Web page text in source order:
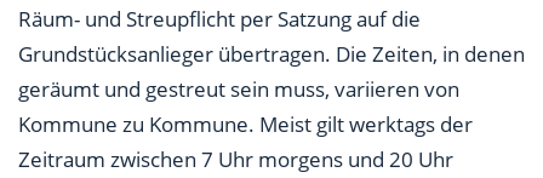
Räum- und Streupflicht per Satzung auf die
Grundstücksanlieger übertragen. Die Zeiten, in denen
geräumt und gestreut sein muss, variieren von
Kommune zu Kommune. Meist gilt werktags der
Zeitraum zwischen 7 Uhr morgens und 20 Uhr